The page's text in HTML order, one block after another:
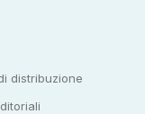
distribuzione